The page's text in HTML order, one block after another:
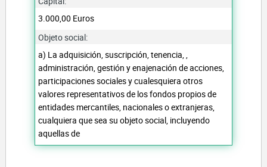
3.000,00 Euros
Objeto social:
a) La adquisición, suscripción, tenencia, ,
administración, gestión y enajenación de acciones,
participaciones sociales y cualesquiera otros
valores representativos de los fondos propios de
entidades mercantiles, nacionales o extranjeras,
cualquiera que sea su objeto social, incluyendo
aquellas de